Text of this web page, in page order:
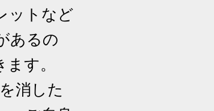
ットなど
あるの
す。
消した